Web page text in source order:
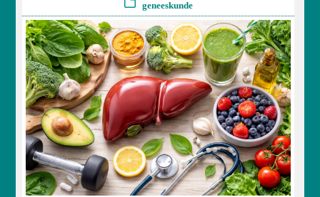
geneeskunde